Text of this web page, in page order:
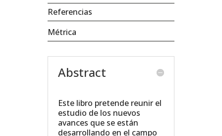
Referencias
Métrica
Abstract
Este libro pretende reunir el
estudio de los nuevos
avances que se están
desarrollando en el campo